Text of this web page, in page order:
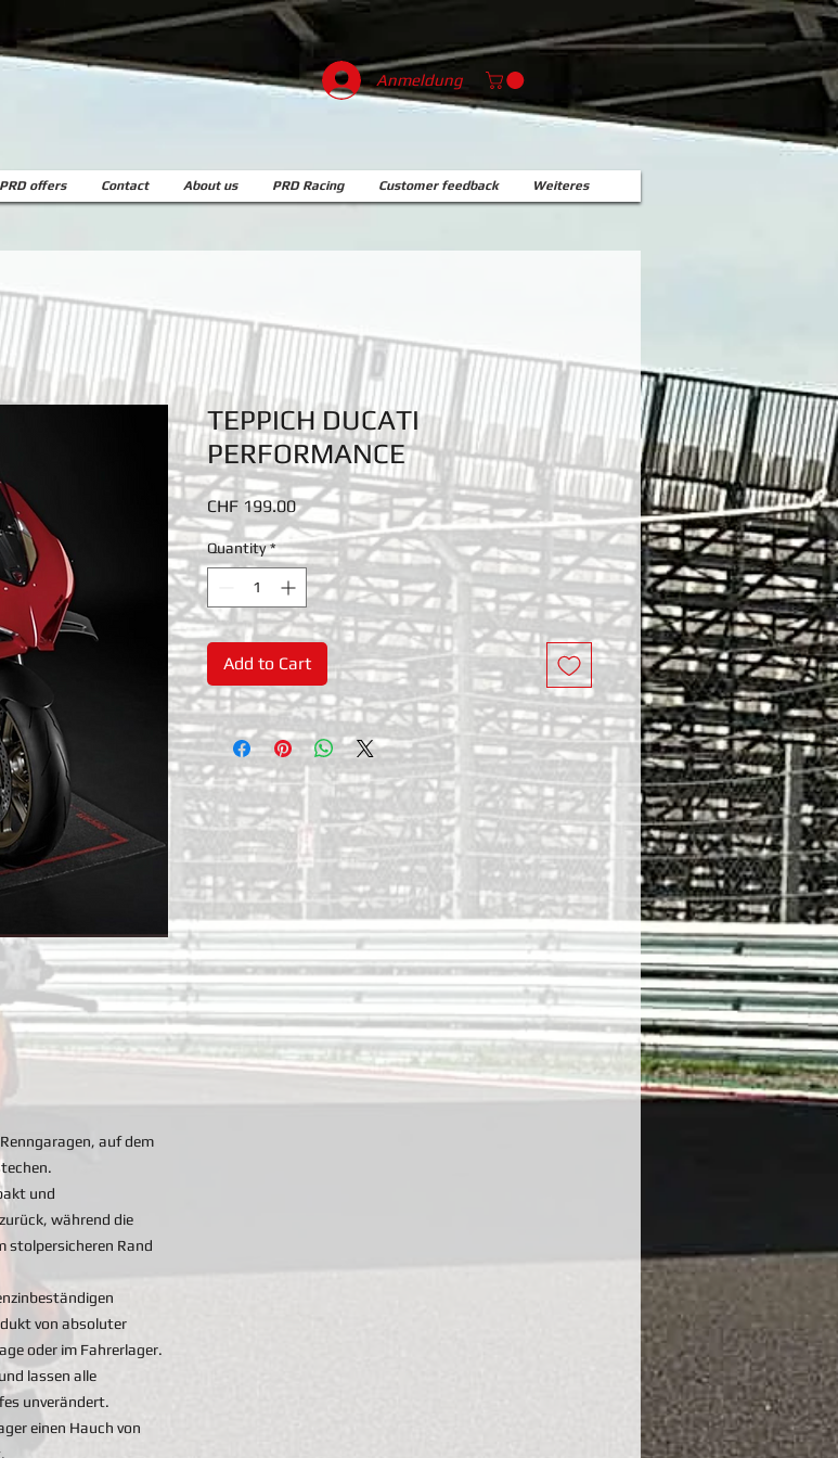
Anmeldung
PRD offers Contact About us PRD Racing Customer feedback Weiteres
auf dem
und
während die
stolpersicheren Rand
von absoluter
oder im Fahrerlager.
lassen alle
unverändert.
einen Hauch von
TEPPICH DUCATI
PERFORMANCE
CHF 199.00Price
Quantity *
Add to Cart